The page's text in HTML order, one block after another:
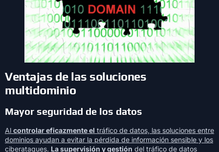
Ventajas de las soluciones
multidominio
Mayor seguridad de los datos
Al controlar eficazmente el tráfico de datos, las soluciones entre
dominios ayudan a evitar la pérdida de información sensible y los
ciberataques. La supervisión y gestión del tráfico de datos